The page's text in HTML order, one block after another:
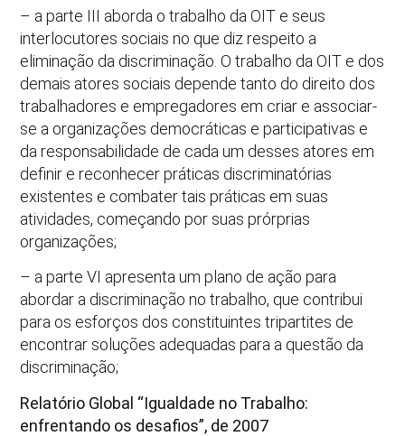
– a parte III aborda o trabalho da OIT e seus
interlocutores sociais no que diz respeito a
eliminação da discriminação. O trabalho da OIT e dos
demais atores sociais depende tanto do direito dos
trabalhadores e empregadores em criar e associar-
se a organizações democráticas e participativas e
da responsabilidade de cada um desses atores em
definir e reconhecer práticas discriminatórias
existentes e combater tais práticas em suas
atividades, começando por suas prórprias
organizações;
– a parte VI apresenta um plano de ação para
abordar a discriminação no trabalho, que contribui
para os esforços dos constituintes tripartites de
encontrar soluções adequadas para a questão da
discriminação;
Relatório Global “Igualdade no Trabalho:
enfrentando os desafios”, de 2007